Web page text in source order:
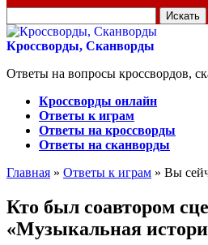
для:
Кроссворды, Сканворды
Ответы на вопросы кроссвордов,
Кроссворды онлайн
Ответы к играм
Ответы на кроссворды
Ответы на сканворды
Главная » Ответы к играм » Вы
Кто был соавтором
«Музыкальная